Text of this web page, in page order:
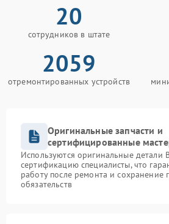
20
сотрудников в штате
2059
отремонтированных устройств
Оригинальные запчасти и
сертифицированные
Используются оригинальные
сертификацию специалисты, что
работу после ремонта и сохранение
обязательств